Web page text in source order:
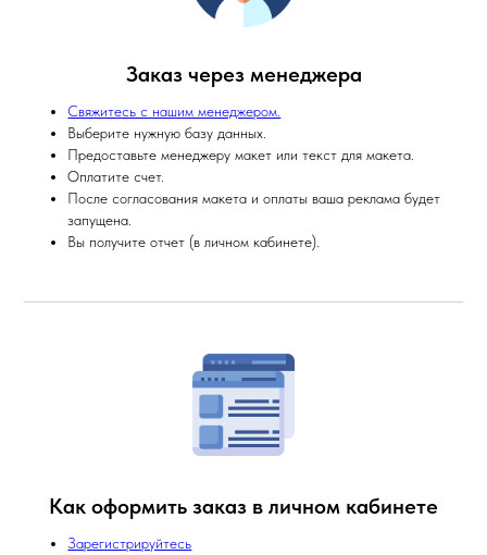
Заказ через менеджера
Свяжитесь с нашим менеджером.
Выберите нужную базу данных.
Предоставьте менеджеру макет или текст для макета.
Оплатите счет.
После согласования макета и оплаты ваша реклама будет
запущена.
Вы получите отчет (в личном кабинете).
Как оформить заказ в личном кабинете
Зарегистрируйтесь